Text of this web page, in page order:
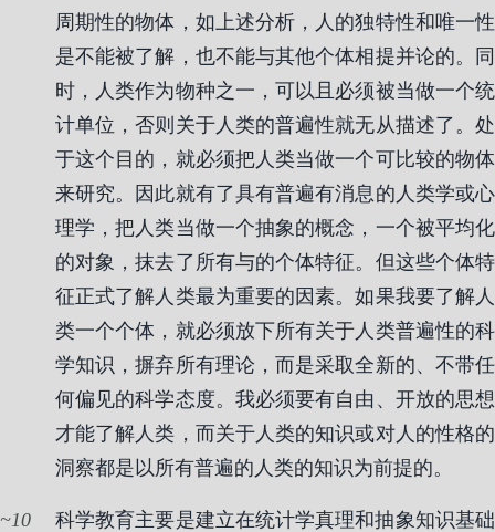
周期性的物体，如上述分析，人的独特性和唯一性
是不能被了解，也不能与其他个体相提并论的。同
时，人类作为物种之一，可以且必须被当做一个统
计单位，否则关于人类的普遍性就无从描述了。处
于这个目的，就必须把人类当做一个可比较的物体
来研究。因此就有了具有普遍有消息的人类学或心
理学，把人类当做一个抽象的概念，一个被平均化
的对象，抹去了所有与的个体特征。但这些个体特
征正式了解人类最为重要的因素。如果我要了解人
类一个个体，就必须放下所有关于人类普遍性的科
学知识，摒弃所有理论，而是采取全新的、不带任
何偏见的科学态度。我必须要有自由、开放的思想
才能了解人类，而关于人类的知识或对人的性格的
洞察都是以所有普遍的人类的知识为前提的。
10
科学教育主要是建立在统计学真理和抽象知识基础